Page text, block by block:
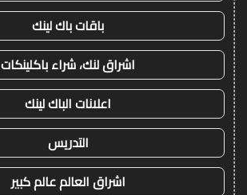
باقات باك لينك
اشراق لنك، شراء باكلينكات
اعلانات الباك لينك
التدريس
اشراق العالم عالم كبير